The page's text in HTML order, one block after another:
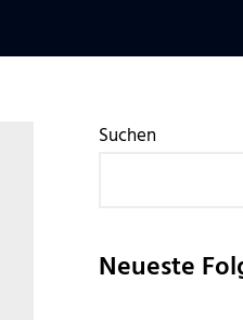
Suchen
Neueste